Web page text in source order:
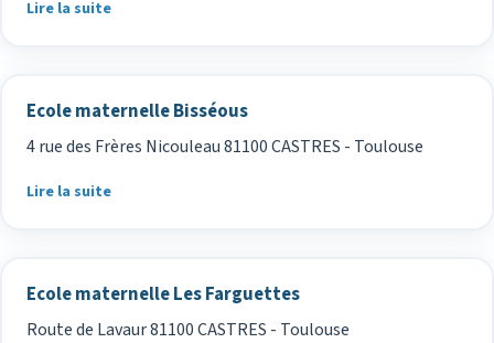
Lire la suite
Ecole maternelle Bisséous
4 rue des Frères Nicouleau 81100 CASTRES - Toulouse
Lire la suite
Ecole maternelle Les Farguettes
Route de Lavaur 81100 CASTRES - Toulouse